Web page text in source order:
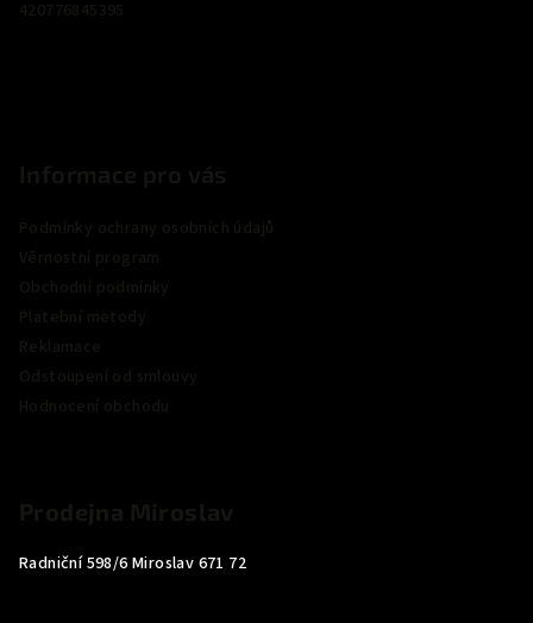
Radniční 598/6 Miroslav 671 72